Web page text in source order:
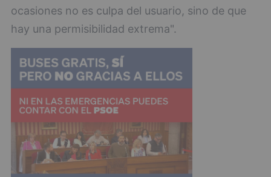
ocasiones no es culpa del usuario, sino de que
hay una permisibilidad extrema".